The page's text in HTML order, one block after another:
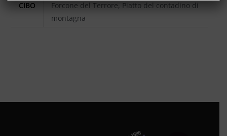
CIBO
Forcone del Terrore, Piatto del contadino di
montagna